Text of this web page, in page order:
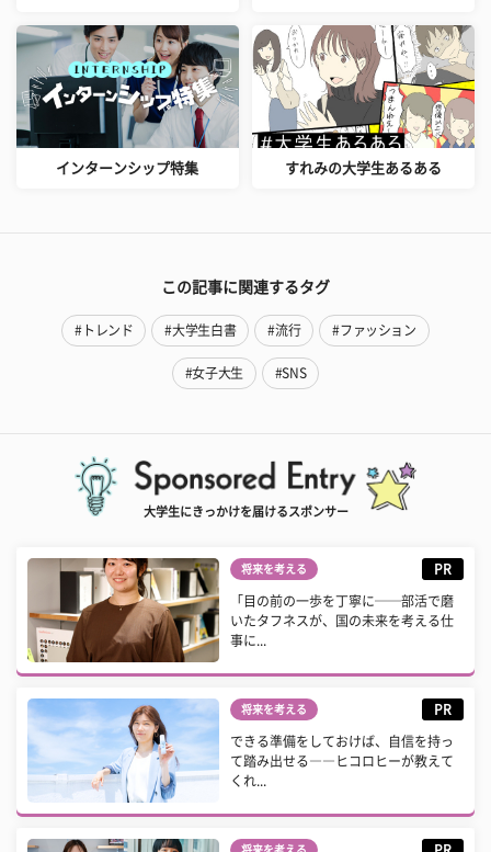
インターンシップ特集 すれみの大学生あるある
この記事に関連するタグ
#トレンド #大学生白書 #流行 #ファッション
#女子大生 #SNS
大学生にきっかけを届けるスポンサー
将来を考える PR
「目の前の一歩を丁寧に──部活で磨
いたタフネスが、国の未来を考える仕
事に...
将来を考える PR
できる準備をしておけば、自信を持っ
て踏み出せる――ヒコロヒーが教えて
くれ...
将来を考える